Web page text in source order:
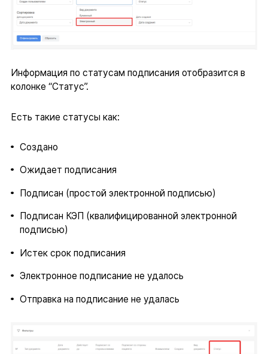
Информация по статусам подписания отобразится в
колонке “Статус”.
Есть такие статусы как:
Создано
Ожидает подписания
Подписан (простой электронной подписью)
Подписан КЭП (квалифицированной электронной
подписью)
Истек срок подписания
Электронное подписание не удалось
Отправка на подписание не удалась